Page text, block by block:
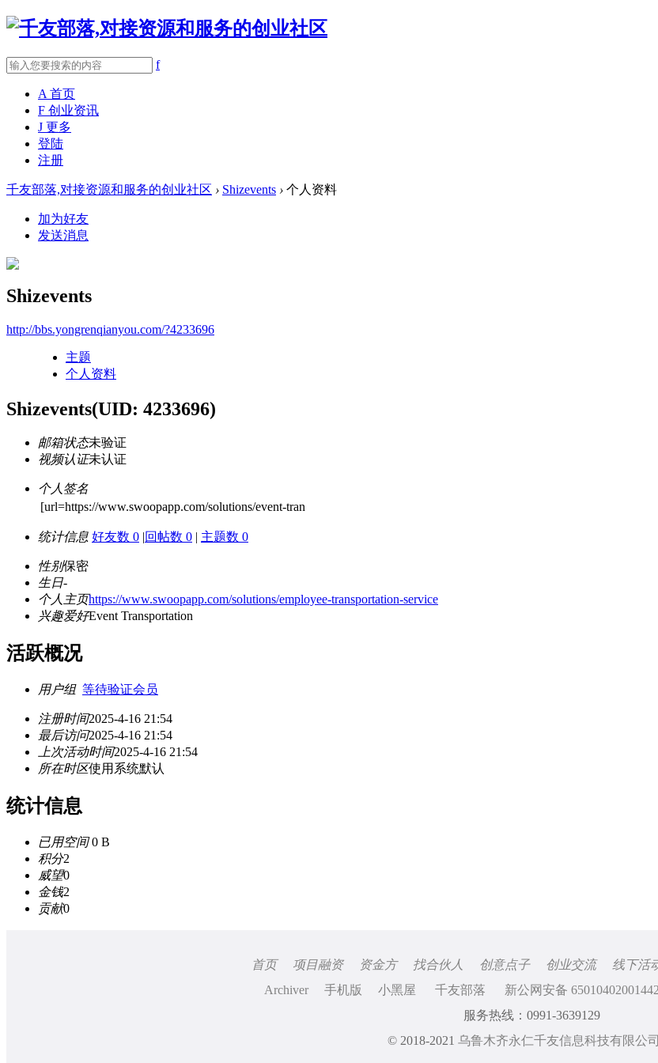
f
A 首页
F 创业资讯
J 更多
登陆
注册
千友部落,对接资源和服务的创业社区 › Shizevents › 个人资料
加为好友
发送消息
Shizevents
http://bbs.yongrenqianyou.com/?4233696
主题
个人资料
Shizevents(UID: 4233696)
邮箱状态未验证
视频认证未认证
个人签名
[url=https://www.swoopapp.com/solutions/event-tran
统计信息 好友数 0 |回帖数 0 | 主题数 0
性别保密
生日-
个人主页https://www.swoopapp.com/solutions/employee-transportation-service
兴趣爱好Event Transportation
活跃概况
用户组 等待验证会员
注册时间2025-4-16 21:54
最后访问2025-4-16 21:54
上次活动时间2025-4-16 21:54
所在时区使用系统默认
统计信息
已用空间0 B
积分2
威望0
金钱2
贡献0
首页 项目融资 资金方 找合伙人 创意点子 创业交流 线下活
Archiver
手机版 小黑屋 千友部落
新公网安备
服务热线：0991-3639129
© 2018-2021 乌鲁木齐永仁千友信息科技有限公司